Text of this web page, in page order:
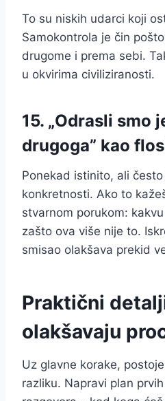
To su niskih udarci koji
Samokontrola je čin
drugome i prema sebi.
u okvirima civiliziranosti.
15. „Odrasli smo
drugoga” kao
Ponekad istinito, ali
konkretnosti. Ako to
stvarnom porukom:
zašto ova više nije to.
smisao olakšava prekid
Praktični
olakšavaju
Uz glavne korake,
razliku. Napravi plan